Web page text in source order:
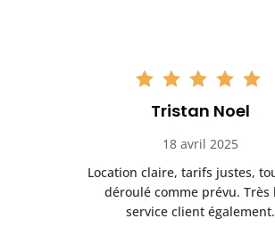
Tristan Noel
18 avril 2025
Location claire, tarifs justes,
déroulé comme prévu. Très
service client également.